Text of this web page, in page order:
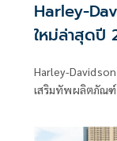
Harley-
ใหม่ล่าสุดปี
Harley-
เสริมทัพผลิตภัณฑ์